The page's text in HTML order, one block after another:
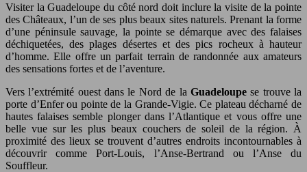
Visiter la Guadeloupe du côté nord doit inclure la visite de la pointe
des Châteaux, l’un de ses plus beaux sites naturels. Prenant la forme
d’une péninsule sauvage, la pointe se démarque avec des falaises
déchiquetées, des plages désertes et des pics rocheux à hauteur
d’homme. Elle offre un parfait terrain de randonnée aux amateurs
des sensations fortes et de l’aventure.
Vers l’extrémité ouest dans le Nord de la Guadeloupese trouve la
porte d’Enfer ou pointe de la Grande-Vigie. Ce plateau décharné de
hautes falaises semble plonger dans l’Atlantique et vous offre une
belle vue sur les plus beaux couchers de soleil de la région. À
proximité des lieux se trouvent d’autres endroits incontournables à
découvrir comme Port-Louis, l’Anse-Bertrand ou l’Anse du
Souffleur.